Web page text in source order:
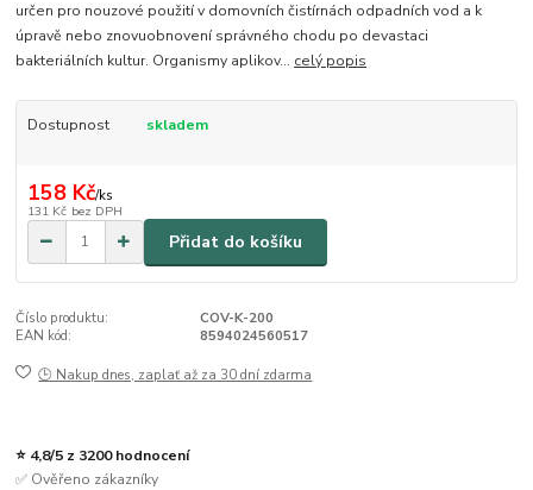
určen pro nouzové použití v domovních čistírnách odpadních vod a k
úpravě nebo znovuobnovení správného chodu po devastaci
bakteriálních kultur. Organismy aplikov... celý popis
Dostupnost skladem
158 Kč/ks
131 Kč bez DPH
Přidat do košíku
Číslo produktu:
COV-K-200
EAN kód:
8594024560517
🕒 Nakup dnes, zaplať až za 30 dní zdarma
⭐ 4,8/5 z 3200 hodnocení
✅ Ověřeno zákazníky